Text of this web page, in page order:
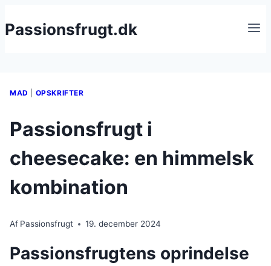
til
Passionsfrugt.dk
MAD OPSKRIFTER
Passionsfrugt i
cheesecake: en himmelsk
kombination
Af Passionsfrugt 19. december 2024
Passionsfrugtens oprindelse